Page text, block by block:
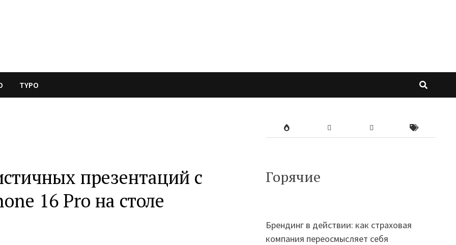
TYPO
презентаций с
16 Pro на столе
Горячие
Брендинг в действии: как страховая
компания переосмысляет себя